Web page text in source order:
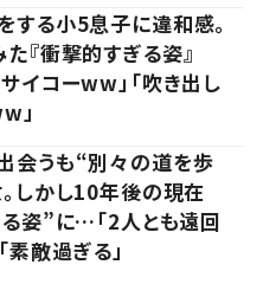
する小5息子に違和感。
『衝撃的すぎる姿』
イコーww」「吹き出し
」
会うも“別々の道を歩
しかし10年後の現在
姿”に…「2人とも遠回
素敵過ぎる」